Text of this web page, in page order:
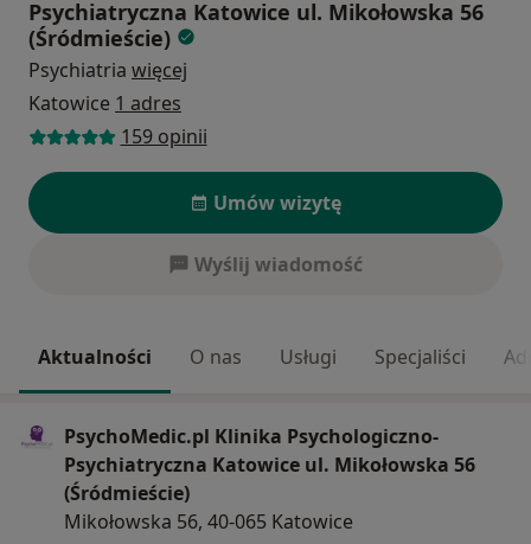
Psychiatryczna Katowice ul. Mikołowska 56
(Śródmieście)
Psychiatria więcej
Katowice 1 adres
159 opinii
Umów wizytę
Wyślij wiadomość
Aktualności O nas Usługi Specjaliści
PsychoMedic.pl Klinika Psychologiczno-
Psychiatryczna Katowice ul. Mikołowska 56
(Śródmieście)
Mikołowska 56, 40-065 Katowice